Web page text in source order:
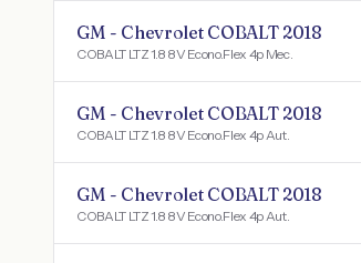
GM - Chevrolet COBALT 2018
COBALT LTZ 1.8 8V Econo.Flex 4p Mec.
GM - Chevrolet COBALT 2018
COBALT LTZ 1.8 8V Econo.Flex 4p Aut.
GM - Chevrolet COBALT 2018
COBALT LTZ 1.8 8V Econo.Flex 4p Aut.